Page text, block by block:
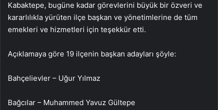
Kabaktepe, bugüne kadar görevlerini büyük bir özveri ve
kararlılıkla yürüten ilçe başkan ve yönetimlerine de tüm
emekleri ve hizmetleri için teşekkür etti.
Açıklamaya göre 19 ilçenin başkan adayları şöyle:
Bahçelievler – Uğur Yılmaz
Bağcılar – Muhammed Yavuz Gültepe